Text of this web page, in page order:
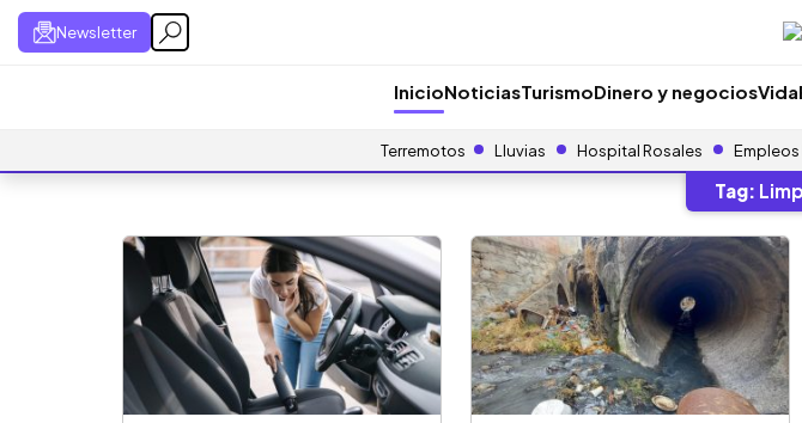
Newsletter
InicioNoticiasTurismoDinero y negociosVida
Terremotos Lluvias Hospital Rosales Empleos
Tag: